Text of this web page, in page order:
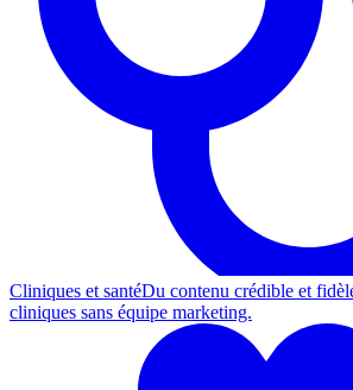
Cliniques et santéDu contenu crédible et
cliniques sans équipe marketing.